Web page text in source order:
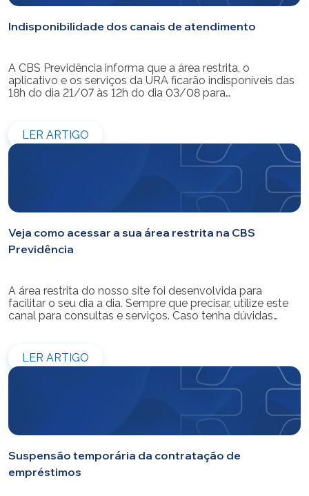
Indisponibilidade dos canais de atendimento
A CBS Previdência informa que a área restrita, o
aplicativo e os serviços da URA ficarão indisponíveis das
18h do dia 21/07 às 12h do dia 03/08 para
entre os dias 22/07 e 31/07. Reforçamos que as
simulações e contratações de empréstimos […]
LER ARTIGO
Veja como acessar a sua área restrita na CBS
Previdência
A área restrita do nosso site foi desenvolvida para
facilitar o seu dia a dia. Sempre que precisar, utilize este
canal para consultas e serviços. Caso tenha dúvidas
LER ARTIGO
Suspensão temporária da contratação de
empréstimos